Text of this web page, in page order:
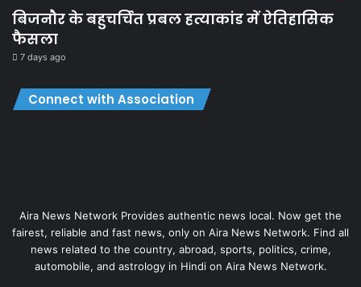
बिजनौर के बहुचर्चित प्रबल हत्याकांड में ऐतिहासिक
फैसला
7 days ago
Connect with Association
Aira News Network Provides authentic news local. Now get the
fairest, reliable and fast news, only on Aira News Network. Find all
news related to the country, abroad, sports, politics, crime,
automobile, and astrology in Hindi on Aira News Network.